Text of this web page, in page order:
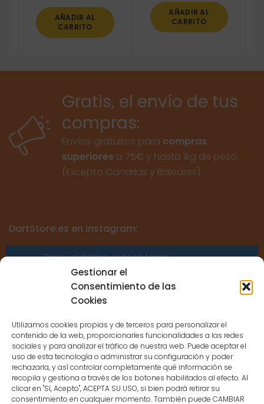
Gestionar el
Consentimiento de las
Cookies
Utilizamos cookies propias y de terceros para personalizar el
contenido de la web, proporcionarles funcionalidades a las redes
sociales y para analizar el tráfico de nuestra web. Puede aceptar el
uso de esta tecnología o administrar su configuración y poder
rechazarla, y así controlar completamente qué información se
recopila y gestiona a través de los botones habilitados al efecto. Al
clicar en "Sí, Acepto", ACEPTA SU USO, si bien podrá retirar su
consentimiento en cualquier momento. También puede CAMBIAR
AÑADIR AL
CARRITO
AÑADIR AL
CARRITO
Gratis, el envío de tus
compras:
Envíos gratuitos para compras
superiores a 75€ y hasta 1kg de peso.
(Excepto Canarias y Baleares)
DartStore.es en Instagram:
Error validating access token:
Sessions for the user are not allowed
because the user is not a confirmed
CONTACTO
MENÚ PRINCIPAL